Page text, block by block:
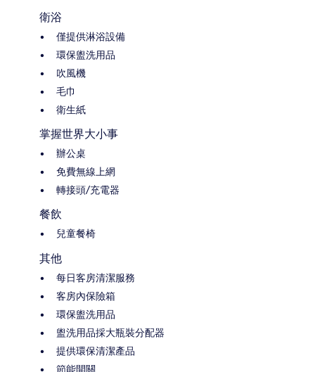
衛浴
僅提供淋浴設備
環保盥洗用品
吹風機
毛巾
衛生紙
掌握世界大小事
辦公桌
免費無線上網
轉接頭/充電器
餐飲
兒童餐椅
其他
每日客房清潔服務
客房內保險箱
環保盥洗用品
盥洗用品採大瓶裝分配器
提供環保清潔產品
節能開關